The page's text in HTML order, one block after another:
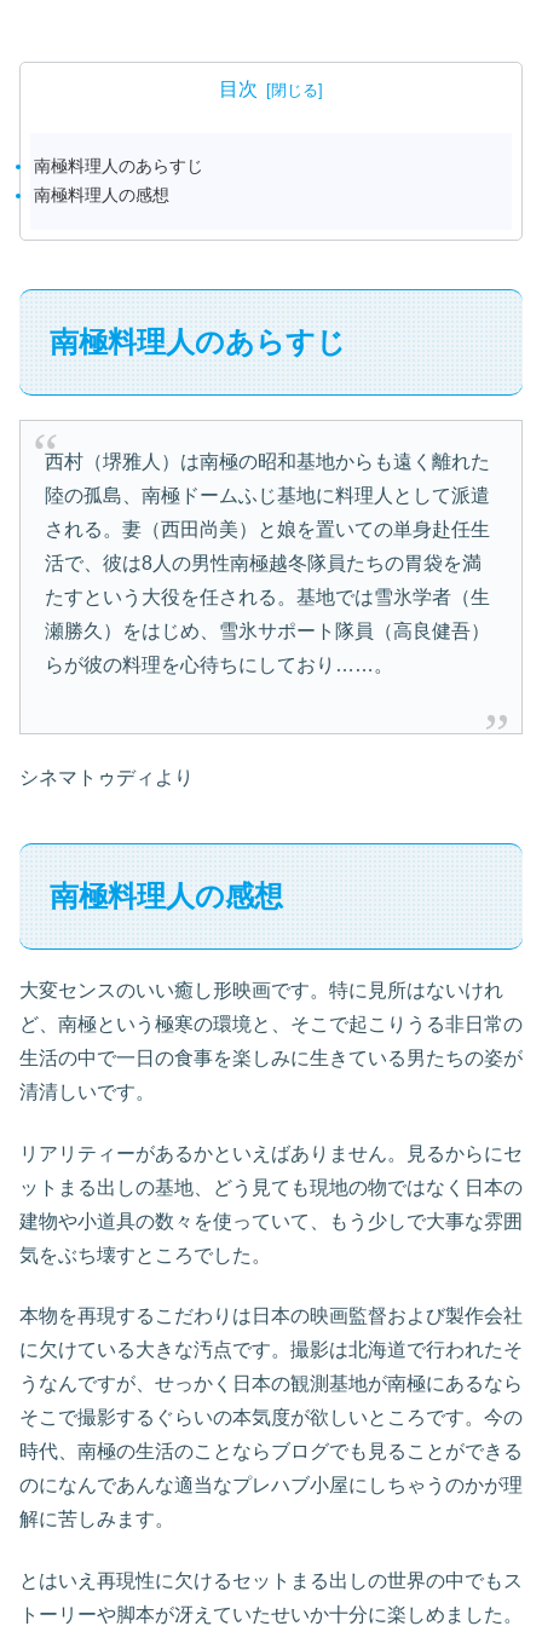
目次
南極料理人のあらすじ
南極料理人の感想
南極料理人のあらすじ
西村（堺雅人）は南極の昭和基地からも遠く離れた
陸の孤島、南極ドームふじ基地に料理人として派遣
される。妻（西田尚美）と娘を置いての単身赴任生
活で、彼は8人の男性南極越冬隊員たちの胃袋を満
たすという大役を任される。基地では雪氷学者（生
瀬勝久）をはじめ、雪氷サポート隊員（高良健吾）
らが彼の料理を心待ちにしており……。
シネマトゥディより
南極料理人の感想
大変センスのいい癒し形映画です。特に見所はないけれ
ど、南極という極寒の環境と、そこで起こりうる非日常の
生活の中で一日の食事を楽しみに生きている男たちの姿が
清清しいです。
リアリティーがあるかといえばありません。見るからにセ
ットまる出しの基地、どう見ても現地の物ではなく日本の
建物や小道具の数々を使っていて、もう少しで大事な雰囲
気をぶち壊すところでした。
本物を再現するこだわりは日本の映画監督および製作会社
に欠けている大きな汚点です。撮影は北海道で行われたそ
うなんですが、せっかく日本の観測基地が南極にあるなら
そこで撮影するぐらいの本気度が欲しいところです。今の
時代、南極の生活のことならブログでも見ることができる
のになんであんな適当なプレハブ小屋にしちゃうのかが理
解に苦しみます。
とはいえ再現性に欠けるセットまる出しの世界の中でもス
トーリーや脚本が冴えていたせいか十分に楽しめました。